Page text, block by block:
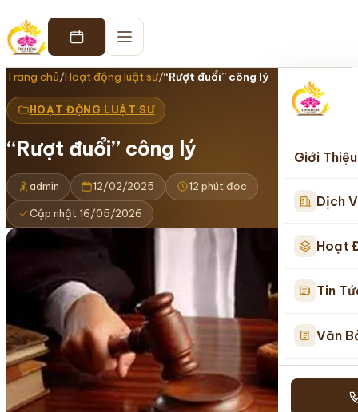
Giới Thiệu
Dịch
Hoạt
Tin
Văn
Trang chủ/Hoạt động luật sư/“Rượt đuổi” công lý
HOẠT ĐỘNG LUẬT SƯ
“Rượt đuổi” công lý
admin 12/02/2025 12 phút đọc
Cập nhật 16/05/2026